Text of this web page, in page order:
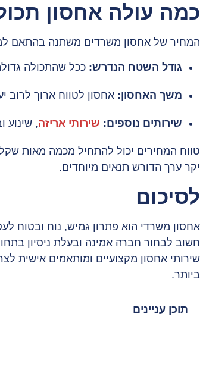
כמה עולה אחסון
המחיר של אחסון משרדים משתנה בהתאם
גודל השטח הנדרש: ככל שהתכולה
משך האחסון: אחסון לטווח ארוך לרוב
שירותים נוספים: שירותי אריזה, שינוע
טווח המחירים יכול להתחיל מכמה מאות
יקר ערך הדורש תנאים מיוחדים.
לסיכום
אחסון משרדי הוא פתרון גמיש, נוח ובטוח
חשוב לבחור חברה אמינה ובעלת ניסיון
שירותי אחסון מקצועיים ומותאמים אישית
ביותר.
תוכן עניינים